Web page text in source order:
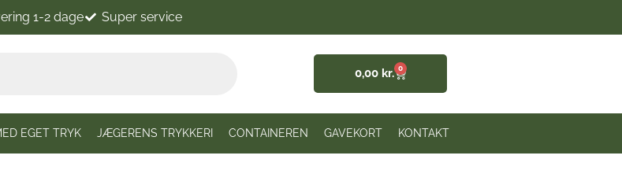
1-2 dage Super service
0,00 kr. 0
EGET TRYK JÆGERENS TRYKKERI CONTAINEREN GAVEKORT KONTAKT